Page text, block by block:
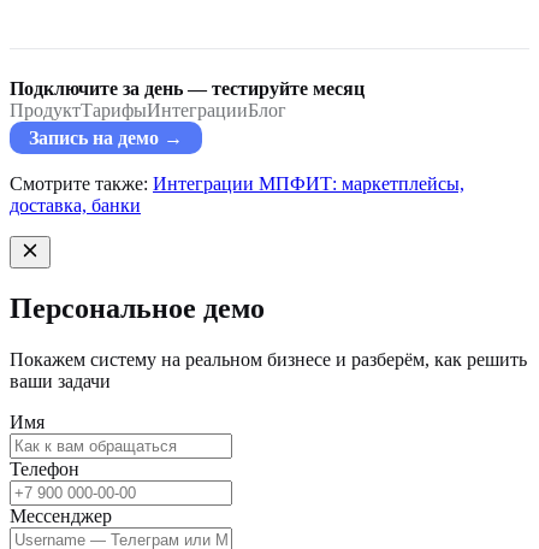
Подключите за день — тестируйте месяц
ПродуктТарифыИнтеграцииБлог
Запись на демо →
Смотрите также: Интеграции МПФИТ: маркетплейсы,
доставка, банки
Персональное демо
Покажем систему на реальном бизнесе и разберём, как решить
ваши задачи
Имя
Телефон
Мессенджер